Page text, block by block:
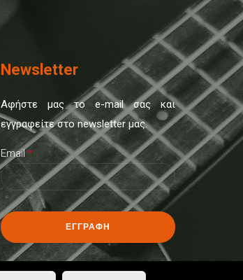
Newsletter
Αφήστε μας το e-mail σας και
εγγραφείτε στο newsletter μας.
Email*
CAPTCHA
This
question is